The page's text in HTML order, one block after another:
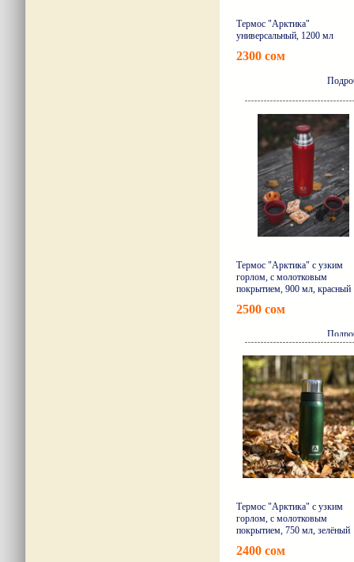
Термос "Арктика"
универсальный, 1200 мл
2300 сом
Термос "Арктика" с узким
горлом, с молотковым
покрытием, 900 мл, красный
2500 сом
Термос "Арктика" с узким
горлом, с молотковым
покрытием, 750 мл, зелёный
2400 сом